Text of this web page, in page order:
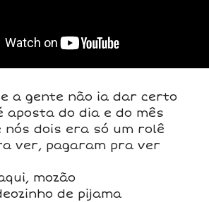
a gente não ia dar certo
aposta do dia e do mês
nós dois era só um rolê
ver, pagaram pra ver
mozão
de pijama